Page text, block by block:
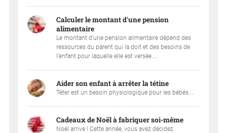
Calculer le montant d'une pension
alimentaire
Le montant d’une pension alimentaire dépend des
ressources du parent qui la doit et des besoins de
l’enfant pour laquelle elle est versée....
Aider son enfant à arrêter la tétine
Téter est un besoin physiologique pour les bébés....
Cadeaux de Noël à fabriquer soi-même
Noël arrive ! Cette année, vous avez décidez